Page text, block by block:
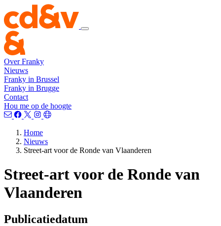
Over Franky
Nieuws
Franky in Brussel
Franky in Brugge
Contact
Hou me op de hoogte
Home
Nieuws
Street-art voor de Ronde van Vlaanderen
Street-art voor de Ronde van
Vlaanderen
Publicatiedatum